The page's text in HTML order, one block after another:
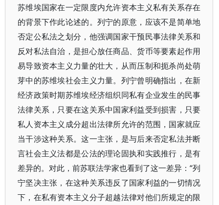
苏维埃国家在一定限度内允许资本主义私有关系存在
的背景下作此论述的。列宁的原意，应该不是简单地
否定公私法之划分，他强调国家干预民事法律关系和
反对私法自治，是担心放任商品、货币等要素起作用
易导致资本主义力量的壮大，从而压制和扼杀尚处萌
芽中的苏维埃社会主义力量。列宁曾明确指出，在新
经济政策时期苏维埃经济组织同私有企业发生的民事
法律关系，只要在这关系中国家利益受到损害，只要
私人资本主义成分超出法律所允许的范围，国家就应
当干涉这种关系。这一主张，是与后来否定私法并断
言社会主义法都是公法的理论固执和实践推行，是有
差异的。对此，前苏联法学家也看到了这一差异：“列
宁坚决主张，在这种关系违反了国家利益的一切情况
下，在私有资本主义分子超越法律对他们所规定的限